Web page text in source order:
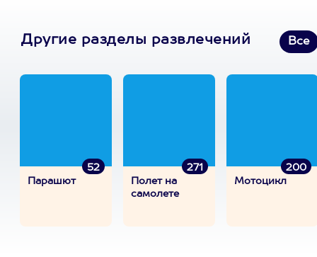
Другие разделы развлечений Все
52
Парашют
271
Полет на
самолете
200
Мотоцикл